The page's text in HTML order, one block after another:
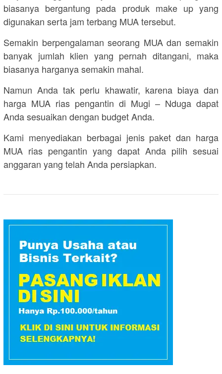
biasanya bergantung pada produk make up yang
digunakan serta jam terbang MUA tersebut.
Semakin berpengalaman seorang MUA dan semakin
banyak jumlah klien yang pernah ditangani, maka
biasanya harganya semakin mahal.
Namun Anda tak perlu khawatir, karena biaya dan
harga MUA rias pengantin di Mugi – Nduga dapat
Anda sesuaikan dengan budget Anda.
Kami menyediakan berbagai jenis paket dan harga
MUA rias pengantin yang dapat Anda pilih sesuai
anggaran yang telah Anda persiapkan.